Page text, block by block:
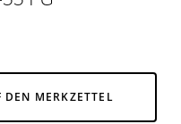
DEN MERKZETTEL